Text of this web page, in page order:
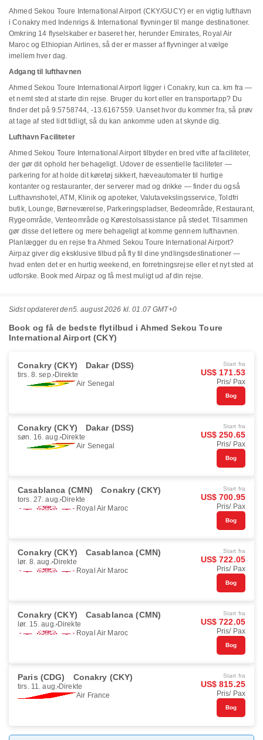
Ahmed Sekou Toure International Airport (CKY/GUCY) er en vigtig lufthavn
i Conakry med Indenrigs & International flyvninger til mange destinationer.
Omkring 14 flyselskaber er baseret her, herunder Emirates, Royal Air
Maroc og Ethiopian Airlines, så der er masser af flyvninger at vælge
imellem hver dag.
Adgang til lufthavnen
Ahmed Sekou Toure International Airport ligger i Conakry, kun ca. km fra —
et nemt sted at starte din rejse. Bruger du kort eller en transportapp? Du
finder det på 9.5758744, -13.6167559. Uanset hvor du kommer fra, så prøv
at tage af sted lidt tidligt, så du kan ankomme uden at skynde dig.
Lufthavn Faciliteter
Ahmed Sekou Toure International Airport tilbyder en bred vifte af faciliteter,
der gør dit ophold her behageligt. Udover de essentielle faciliteter —
parkering for at holde dit køretøj sikkert, hæveautomater til hurtige
kontanter og restauranter, der serverer mad og drikke — finder du også
Lufthavnshotel, ATM, Klinik og apoteker, Valutavekslingsservice, Toldfri
butik, Lounge, Børneværelse, Parkeringspladser, Bedeområde, Restaurant,
Rygeområde, Venteområde og Kørestolsassistance på stedet. Tilsammen
gør disse det lettere og mere behageligt at komme gennem lufthavnen.
Planlægger du en rejse fra Ahmed Sekou Toure International Airport?
Airpaz giver dig eksklusive tilbud på fly til dine yndlingsdestinationer —
hvad enten det er en hurtig weekend, en forretningsrejse eller et nyt sted at
udforske. Book med Airpaz og få mest muligt ud af din rejse.
Sidst opdateret den5. august 2026 kl. 01.07 GMT+0
Book og få de bedste flytilbud i Ahmed Sekou Toure
International Airport (CKY)
Conakry (CKY) Dakar (DSS)
tirs. 8. sep. Direkte
Air Senegal
Start fra
US$ 171.53
Pris/ Pax
Bog
Conakry (CKY) Dakar (DSS)
søn. 16. aug. Direkte
Air Senegal
Start fra
US$ 250.65
Pris/ Pax
Bog
Casablanca (CMN) Conakry (CKY)
tors. 27. aug. Direkte
Royal Air Maroc
Start fra
US$ 700.95
Pris/ Pax
Bog
Conakry (CKY) Casablanca (CMN)
lør. 8. aug. Direkte
Royal Air Maroc
Start fra
US$ 722.05
Pris/ Pax
Bog
Conakry (CKY) Casablanca (CMN)
lør. 15. aug. Direkte
Royal Air Maroc
Start fra
US$ 722.05
Pris/ Pax
Bog
Paris (CDG) Conakry (CKY)
tirs. 11. aug. Direkte
Air France
Start fra
US$ 815.25
Pris/ Pax
Bog